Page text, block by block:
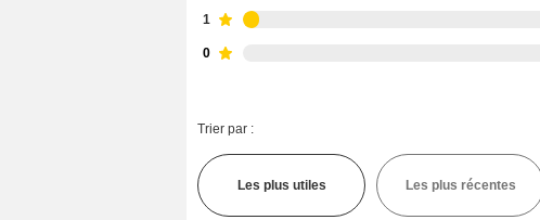
1
0
Trier par :
Les plus utiles Les plus récentes